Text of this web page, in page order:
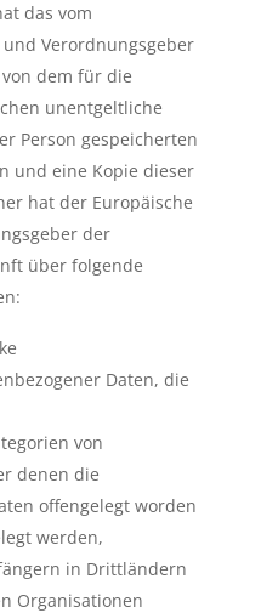
das vom
Verordnungsgeber
dem für die
unentgeltliche
Person gespeicherten
und eine Kopie dieser
hat der Europäische
der
über folgende
Daten, die
von
denen die
offengelegt worden
werden,
in Drittländern
Organisationen